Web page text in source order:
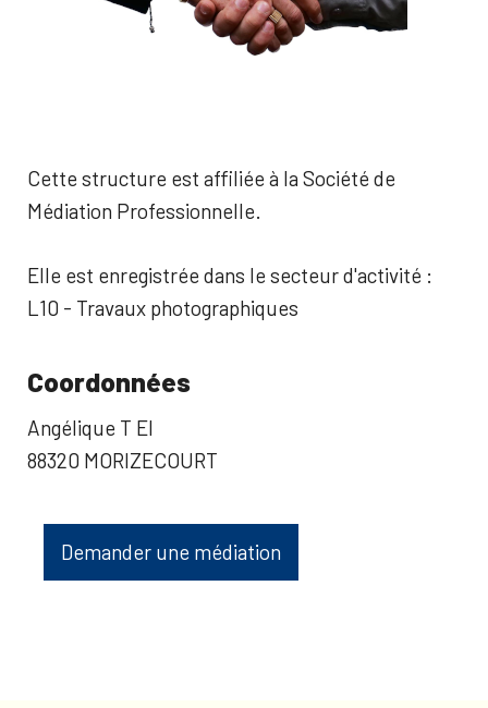
Cette structure est affiliée à la Société de
Médiation Professionnelle.
Elle est enregistrée dans le secteur d'activité :
L10 - Travaux photographiques
Coordonnées
Angélique T EI
88320 MORIZECOURT
Demander une médiation